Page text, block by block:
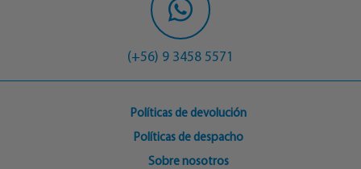
(+56) 9 3458 5571
Políticas de devolución
Políticas de despacho
Sobre nosotros